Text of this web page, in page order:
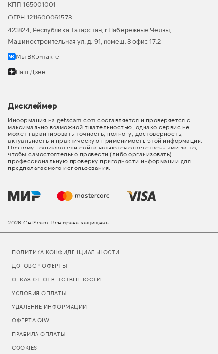
КПП 165001001
ОГРН 1211600061573
423824, Республика Татарстан, г Набережные Челны,
Машиностроительная ул, д. 91, помещ. 3 офис 17.2
Мы ВКонтакте
Наш Дзен
Дисклеймер
Информация на getscam.com составляется и проверяется с
максимально возможной тщательностью, однако сервис не
может гарантировать точность, полноту, достоверность,
актуальность и практическую применимость этой информации.
Поэтому пользователи сайта являются ответственными за то,
чтобы самостоятельно провести (либо организовать)
профессиональную проверку пригодности информации для
предполагаемого использования.
2026 GetScam. Все права защищены
ПОЛИТИКА КОНФИДЕНЦИАЛЬНОСТИ
ДОГОВОР ОФЕРТЫ
ОТКАЗ ОТ ОТВЕТСТВЕННОСТИ
УСЛОВИЯ ОПЛАТЫ
УДАЛЕНИЕ ИНФОРМАЦИИ
ОФЕРТА QIWI
ПРАВИЛА ОПЛАТЫ
COOKIES